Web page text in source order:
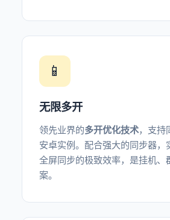
📱
无限多开
领先业界的多开优化技术，支持
安卓实例。配合强大的同步器，
全屏同步的极致效率，是挂机、
案。